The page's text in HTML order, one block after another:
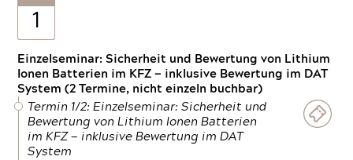
1
Einzelseminar: Sicherheit und Bewertung von Lithium
Ionen Batterien im KFZ — inklusive Bewertung im DAT
System (2 Termine, nicht einzeln buchbar)
Termin 1/2: Einzelseminar: Sicherheit und
Bewertung von Lithium Ionen Batterien
im KFZ — inklusive Bewertung im DAT
System